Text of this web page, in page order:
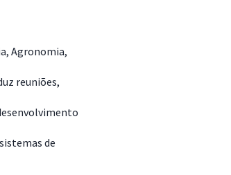
Agronomia,
reuniões,
de